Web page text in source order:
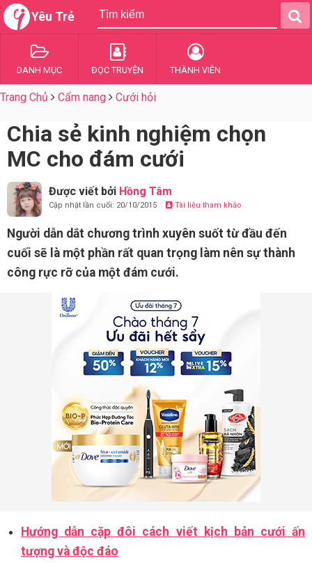
Yêu Trẻ
DANH MỤC ĐỌC TRUYỆN THÀNH VIÊN
Trang Chủ Cẩm nang Cưới hỏi
Chia sẻ kinh nghiệm chọn
MC cho đám cưới
Được viết bởi Hồng Tâm
Cập nhật lần cuối: 20/10/2015 Tài liệu tham khảo
Người dẫn dắt chương trình xuyên suốt từ đầu đến
cuối sẽ là một phần rất quan trọng làm nên sự thành
công rực rỡ của một đám cưới.
Hướng dẫn cặp đôi cách viết kịch bản cưới ấn
tượng và độc đáo